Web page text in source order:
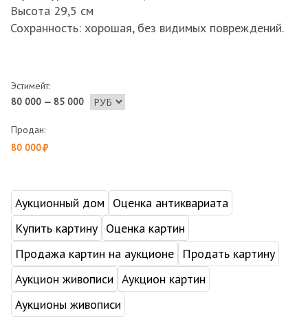
Высота 29,5 см
Сохранность: хорошая, без видимых повреждений.
Эстимейт:
80 000 — 85 000
Продан:
80 000
Аукционный дом
Оценка антиквариата
Купить картину Оценка картин
Продажа картин на аукционе
Продать картину
Аукцион живописи Аукцион картин
Аукционы живописи